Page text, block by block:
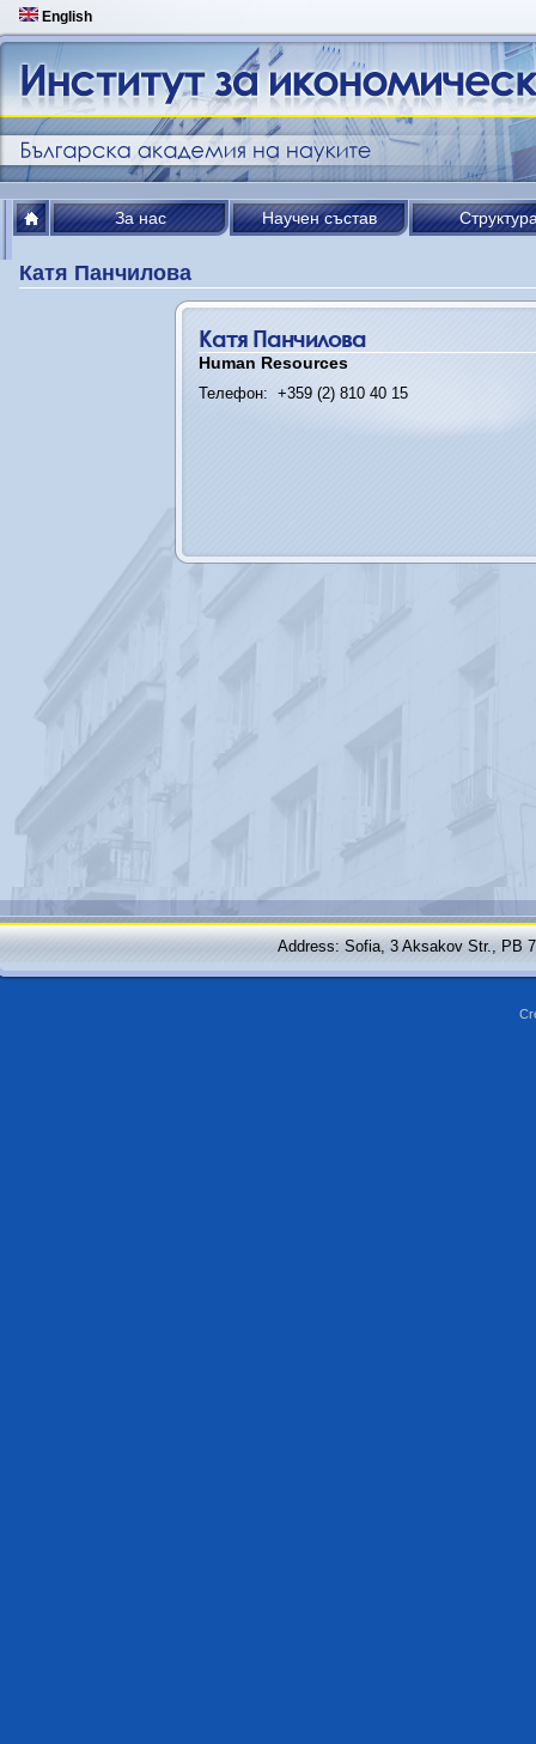
English
За нас Научен състав
Катя Панчилова
Катя Панчилова
Human Resources
Телефон: +359 (2) 810 40 15
Address: Sofia, 3 Aksakov Str., PB